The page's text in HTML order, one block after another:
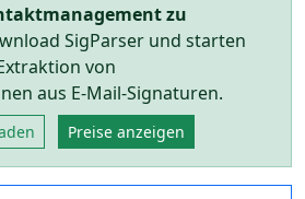
zu
SigParser und starten
von
aus E-Mail-Signaturen.
Preise anzeigen